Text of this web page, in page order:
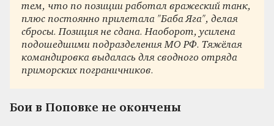
тем, что по позиции работал вражеский танк,
плюс постоянно прилетала "Баба Яга", делая
сбросы. Позиция не сдана. Наоборот, усилена
подошедшими подразделения МО РФ. Тяжёлая
командировка выдалась для сводного отряда
приморских пограничников.
Бои в Поповке не окончены